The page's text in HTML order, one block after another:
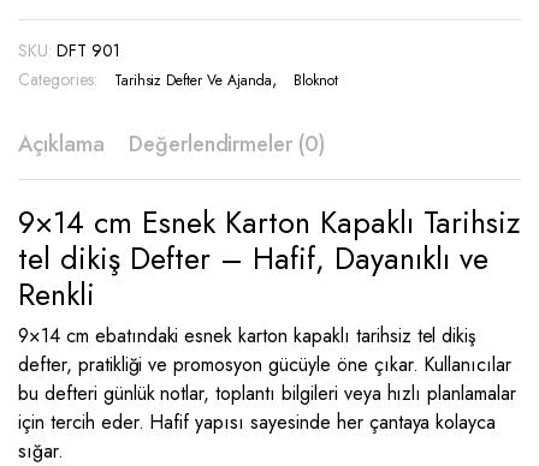
H
-
901
quantity
SKU: DFT 901
Categories:
Tarihsiz Defter Ve Ajanda, Bloknot
Açıklama Değerlendirmeler (0)
9×14 cm Esnek Karton Kapaklı Tarihsiz
tel dikiş Defter – Hafif, Dayanıklı ve
Renkli
9×14 cm ebatındaki esnek karton kapaklı tarihsiz tel dikiş
defter, pratikliği ve promosyon gücüyle öne çıkar. Kullanıcılar
bu defteri günlük notlar, toplantı bilgileri veya hızlı planlamalar
için tercih eder. Hafif yapısı sayesinde her çantaya kolayca
sığar.